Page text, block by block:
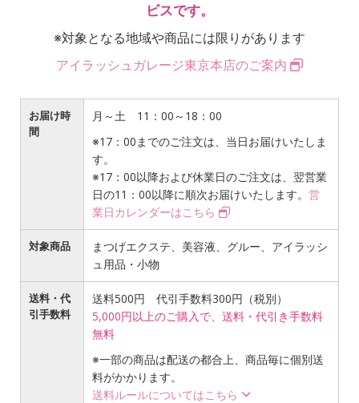
ビスです。
※対象となる地域や商品には限りがあります
アイラッシュガレージ東京本店のご案内
お届け時
間
月～土 11：00～18：00
※17：00までのご注文は、当日お届けいたしま
す。
※17：00以降および休業日のご注文は、翌営業
日の11：00以降に順次お届けいたします。 営
業日カレンダーはこちら
対象商品
まつげエクステ、美容液、グルー、アイラッシ
ュ用品・小物
送料・代
引手数料
送料500円 代引手数料300円（税別）
5,000円以上のご購入で、送料・代引き手数料
無料
※一部の商品は配送の都合上、商品毎に個別送
料がかかります。
送料ルールについてはこちら